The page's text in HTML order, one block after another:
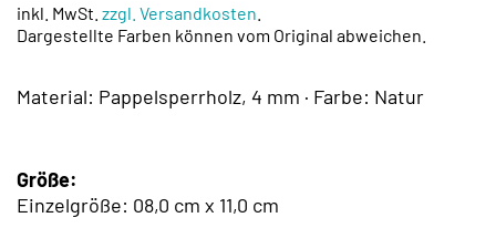
inkl. MwSt. zzgl. Versandkosten
Dargestellte Farben können vom Original abweichen.
Material: Pappelsperrholz, 4 mm · Farbe: Natur
Größe:
Einzelgröße: 08,0 cm x 11,0 cm